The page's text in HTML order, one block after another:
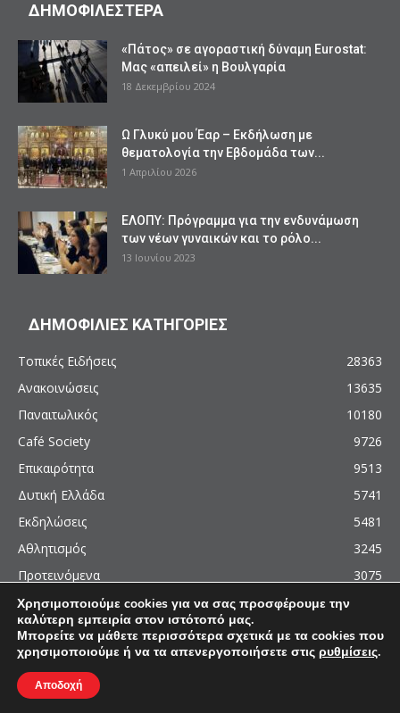
ΔΗΜΟΦΙΛΕΣΤΕΡΑ
«Πάτος» σε αγοραστική δύναμη Eurostat:
Μας «απειλεί» η Βουλγαρία
18 Δεκεμβρίου 2024
Ω Γλυκύ μου Έαρ – Εκδήλωση με
θεματολογία την Εβδομάδα των...
1 Απριλίου 2026
ΕΛΟΠΥ: Πρόγραμμα για την ενδυνάμωση
των νέων γυναικών και το ρόλο...
13 Ιουνίου 2023
ΔΗΜΟΦΙΛΙΕΣ ΚΑΤΗΓΟΡΙΕΣ
Τοπικές Ειδήσεις
28363
Ανακοινώσεις
13635
Παναιτωλικός
10180
Café Society
9726
Επικαιρότητα
9513
Δυτική Ελλάδα
5741
Εκδηλώσεις
5481
Αθλητισμός
3245
Προτεινόμενα
3075
© 2011 - 2026 - AgrinioCulture.gr
This site is protected by reCAPTCHA and the Google
Χρησιμοποιούμε cookies για να σας προσφέρουμε την
καλύτερη εμπειρία στον ιστότοπό μας.
Μπορείτε να μάθετε περισσότερα σχετικά με τα cookies που
χρησιμοποιούμε ή να τα απενεργοποιήσετε στις ρυθμίσεις.
Αποδοχή